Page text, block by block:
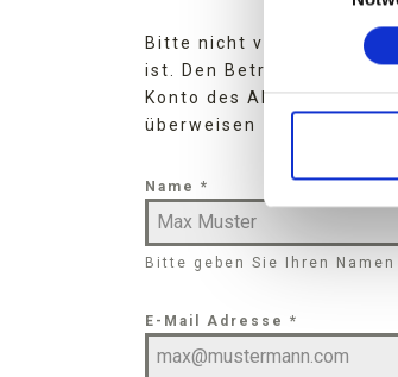
Bitte nicht vergessen,
ist. Den Betrag bitte auf
Konto des AHLBOÖ(IBAN
überweisen
Name *
Bitte geben Sie Ihren Namen
E-Mail Adresse *